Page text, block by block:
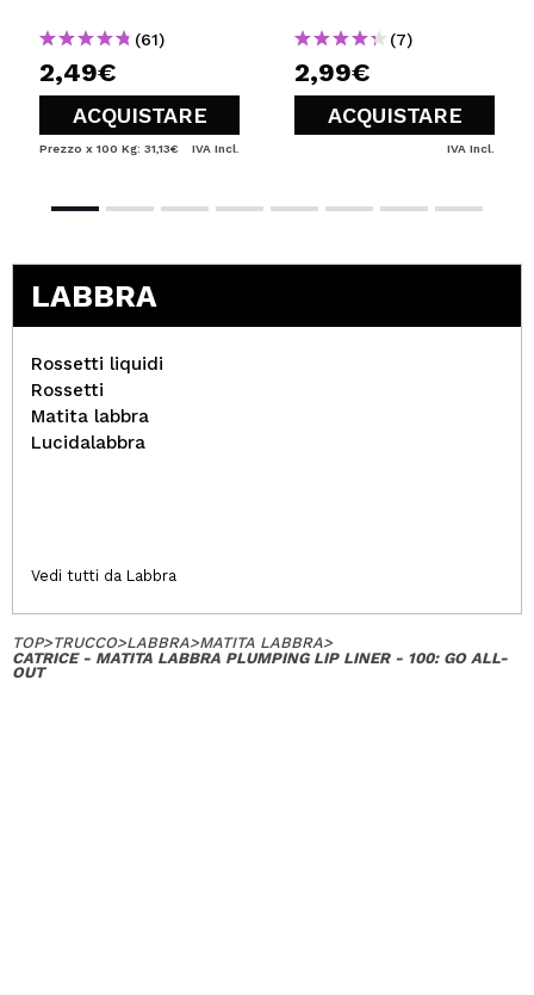
(61)
2,49€
ACQUISTARE
Prezzo x 100 Kg: 31,13€ IVA Incl.
(7)
2,99€
ACQUISTARE
IVA Incl.
LABBRA
Rossetti liquidi
Rossetti
Matita labbra
Lucidalabbra
Vedi tutti da Labbra
TOP>TRUCCO>LABBRA>MATITA LABBRA>
CATRICE - MATITA LABBRA PLUMPING LIP LINER - 100: GO ALL-
OUT